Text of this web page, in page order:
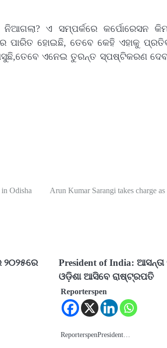
ଏ ସମ୍ପର୍କରେ କର୍ପୋରେସନ
ପାରିତ ହୋଇଛି, ତେବେ କେହି ଏହାକୁ
ଏନେଇ ତୁରନ୍ତ ସ୍ପଷ୍ଟିକରଣ
in Odisha
Arun Kumar Sarangi takes charge
୨୦୨୫ରେ
President of India:
ଓଡ଼ିଶା ଆସିବେ ରାଷ୍ଟ୍ରପତି
Reporterspen
ReporterspenPresident…